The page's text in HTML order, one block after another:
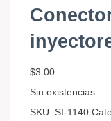
$3.00
Sin existencias
SKU: SI-1140